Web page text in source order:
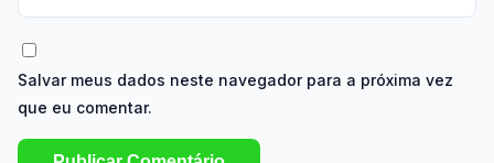
Salvar meus dados neste navegador para a próxima vez
que eu comentar.